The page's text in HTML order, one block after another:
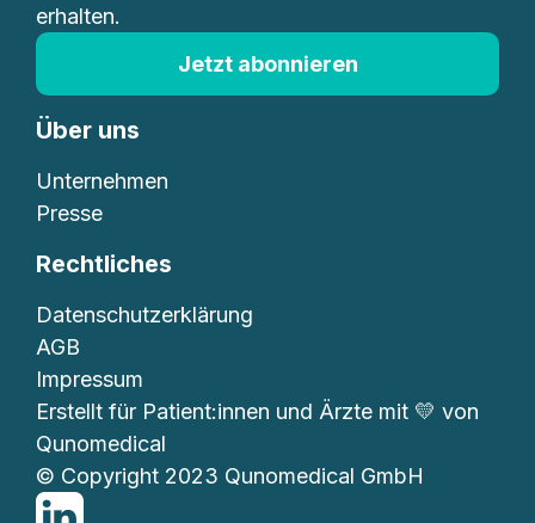
erhalten.
Jetzt abonnieren
Über uns
Unternehmen
Presse
Rechtliches
Datenschutzerklärung
AGB
Impressum
Erstellt für Patient:innen und Ärzte mit 💛 von
Qunomedical
© Copyright 2023 Qunomedical GmbH